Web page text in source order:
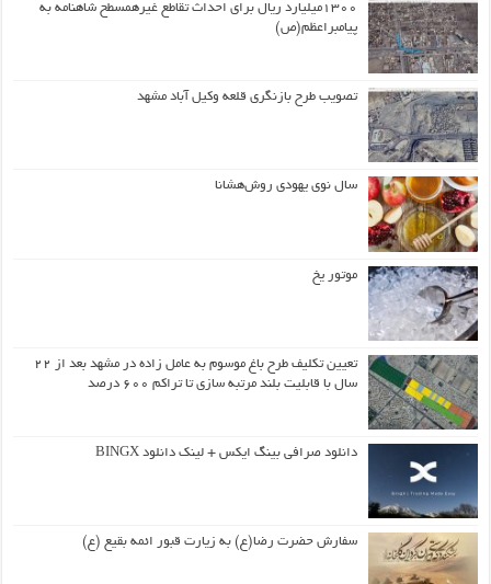
۱۳۰۰میلیارد ریال برای احداث تقاطع غیرهمسطح شاهنامه به
پیامبراعظم(ص)
تصویب طرح بازنگری قلعه وکیل آباد مشهد
سال نوی یهودی روش‌هشانا
موتور یخ
تعیین تکلیف طرح باغ موسوم به عامل زاده در مشهد بعد از ۲۲
سال با قابلیت بلند مرتبه سازی تا تراکم ۶۰۰ درصد
دانلود صرافی بینگ ایکس + لینک دانلود BINGX
سفارش حضرت رضا(ع) به زیارت قبور ائمه بقیع (ع)